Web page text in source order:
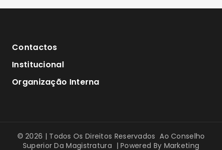
Contactos
Institucional
Organização Interna
© 2026 | Todos Os Direitos Reservados Ao Conselho
Superior Da Magistratura | Powered By Marketing